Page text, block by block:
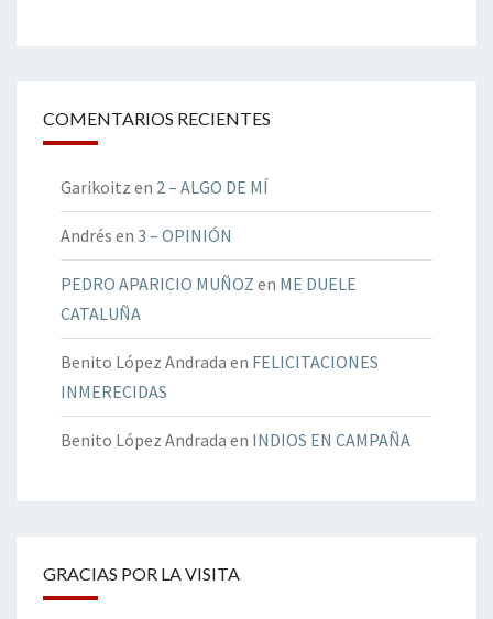
COMENTARIOS RECIENTES
Garikoitz en 2 – ALGO DE MÍ
Andrés en 3 – OPINIÓN
PEDRO APARICIO MUÑOZ en ME DUELE
CATALUÑA
Benito López Andrada en FELICITACIONES
INMERECIDAS
Benito López Andrada en INDIOS EN CAMPAÑA
GRACIAS POR LA VISITA